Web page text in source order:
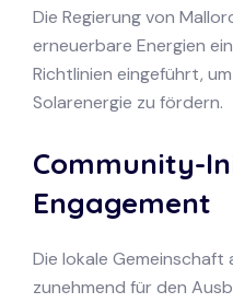
Die Regierung von
erneuerbare Energien
Richtlinien eingeführt,
Solarenergie zu fördern.
Community-
Engagement
Die lokale
zunehmend für den